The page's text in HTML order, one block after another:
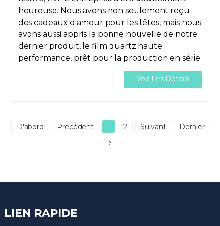
heureuse. Nous avons non seulement reçu
des cadeaux d'amour pour les fêtes, mais nous
avons aussi appris la bonne nouvelle de notre
dernier produit, le film quartz haute
performance, prêt pour la production en série.
Voir Les Détails
D'abord Précédent 1 2 Suivant Dernier
2
LIEN RAPIDE